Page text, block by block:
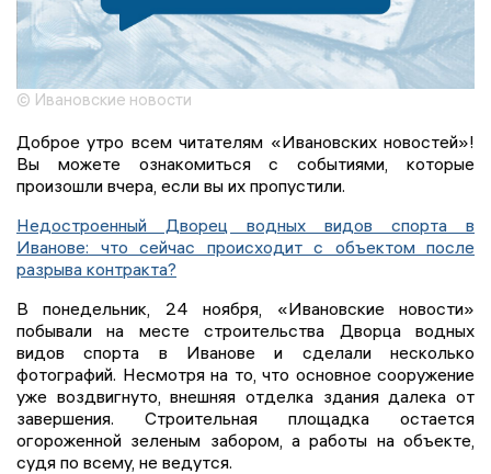
© Ивановские новости
Доброе утро всем читателям «Ивановских новостей»!
Вы можете ознакомиться с событиями, которые
произошли вчера, если вы их пропустили.
Недостроенный Дворец водных видов спорта в
Иванове: что сейчас происходит с объектом после
разрыва контракта?
В понедельник, 24 ноября, «Ивановские новости»
побывали на месте строительства Дворца водных
видов спорта в Иванове и сделали несколько
фотографий. Несмотря на то, что основное сооружение
уже воздвигнуто, внешняя отделка здания далека от
завершения. Строительная площадка остается
огороженной зеленым забором, а работы на объекте,
судя по всему, не ведутся.